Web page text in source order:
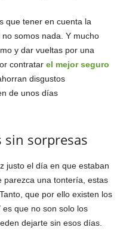
que tener en cuenta la
somos nada. Y mucho
y dar vueltas por una
contratar el mejor seguro
disgustos
de unos días
sin sorpresas
justo el día en que estaban
parezca una tontería, estas
que por ello existen los
es que no son solo los
dejarte sin esos días.